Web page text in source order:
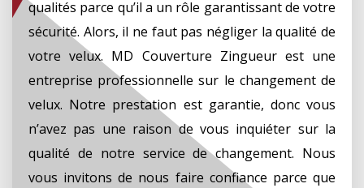
qualités parce qu’il a un rôle garantissant de votre
sécurité. Alors, il ne faut pas négliger la qualité de
votre velux. MD Couverture Zingueur est une
entreprise professionnelle sur le changement de
velux. Notre prestation est garantie, donc vous
n’avez pas une raison de vous inquiéter sur la
qualité de notre service de changement. Nous
vous invitons de nous faire confiance parce que